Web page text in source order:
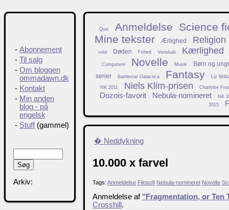
Quiz Anmeldelse
Science
Mine tekster
Ærlighed Religion
vold Døden Frihed Venskab Kærlighed
Computere Novelle Musik
Børn og
serier
Battlestar Galactica Fantasy Liz
NK 2011 Niels Klim-prisen Charlotte
Dozois-favorit Nebula-nomineret
NK
2015
� Neddykning
10.000 x farvel
Tags: Anmeldelse Filosofi Nebula-nomineret Novelle
Anmeldelse af "Fragmentation, or Ten
Crosshill .
- Abonnement
- Til salg
- Om bloggen
ommadawn.dk
- Kontakt
- Min anden
blog - på
engelsk
- Stuff(gammel)
Arkiv: